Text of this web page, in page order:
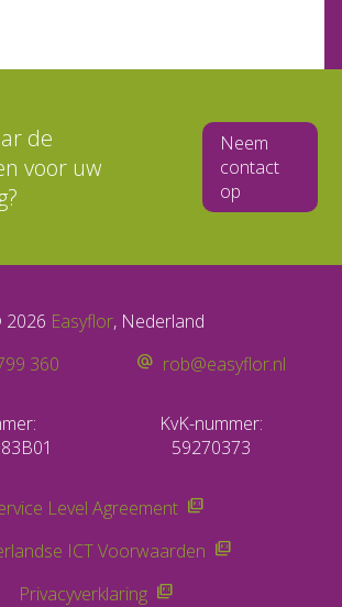
de
voor uw
Neem
contact
op
Easyflor, Nederland
360
rob@easyflor.nl
KvK-nummer:
59270373
Level Agreement
ICT Voorwaarden
Privacyverklaring